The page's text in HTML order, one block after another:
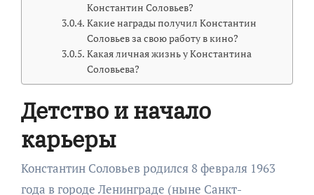
Константин Соловьев?
Какие награды получил Константин
Соловьев за свою работу в кино?
Какая личная жизнь у Константина
Соловьева?
Детство и начало
карьеры
Константин Соловьев родился 8 февраля 1963
года в городе Ленинграде (ныне Санкт-